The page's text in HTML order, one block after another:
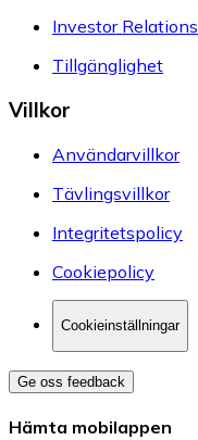
Investor Relations
Tillgänglighet
Villkor
Användarvillkor
Tävlingsvillkor
Integritetspolicy
Cookiepolicy
Cookieinställningar
Ge oss feedback
Hämta mobilappen